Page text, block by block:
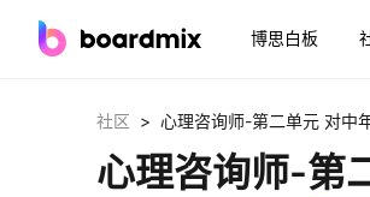
博思白板
社区 > 心理咨询师-第二单元 对中
心理咨询师-第